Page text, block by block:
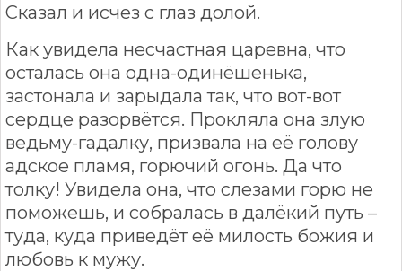
Сказал и исчез с глаз долой.
Как увидела несчастная царевна, что
осталась она одна-одинёшенька,
застонала и зарыдала так, что вот-вот
сердце разорвётся. Прокляла она злую
ведьму-гадалку, призвала на её голову
адское пламя, горючий огонь. Да что
толку! Увидела она, что слезами горю не
поможешь, и собралась в далёкий путь –
туда, куда приведёт её милость божия и
любовь к мужу.